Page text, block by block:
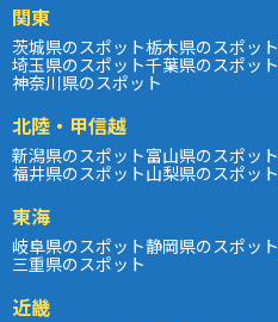
関東
茨城県のスポット栃木県のスポット
埼玉県のスポット千葉県のスポット
神奈川県のスポット
北陸・甲信越
新潟県のスポット富山県のスポット
福井県のスポット山梨県のスポット
東海
岐阜県のスポット静岡県のスポット
三重県のスポット
近畿